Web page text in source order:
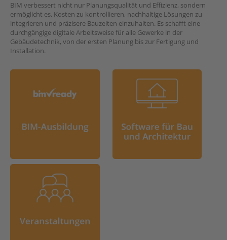
BIM verbessert nicht nur Planungsqualität und Effizienz, sondern
ermöglicht es, Kosten zu kontrollieren, nachhaltige Lösungen zu
integrieren und präzisere Bauzeiten einzuhalten. Es schafft eine
durchgängige digitale Arbeitsweise für alle Gewerke in der
Gebäudetechnik, von der ersten Planung bis zur Fertigung und
Installation.